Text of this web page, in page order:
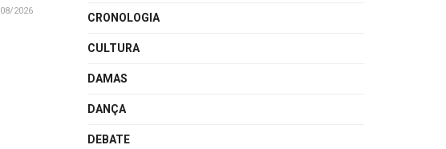
2026
CRONOLOGIA
CULTURA
DAMAS
DANÇA
DEBATE